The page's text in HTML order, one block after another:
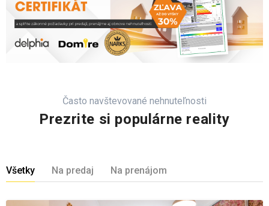
Často navštevované nehnuteľnosti
Prezrite si populárne reality
Všetky Na predaj Na prenájom